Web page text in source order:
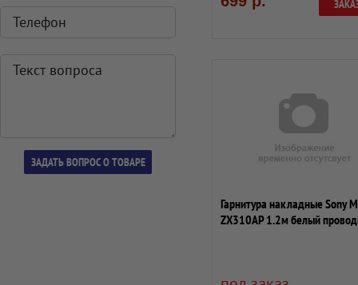
Гарнитура накладные Sony
ZX310AP 1.2м белый